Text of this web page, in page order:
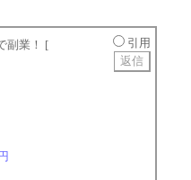
副業！ [
引用